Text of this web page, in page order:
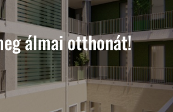
álmai otthonát!